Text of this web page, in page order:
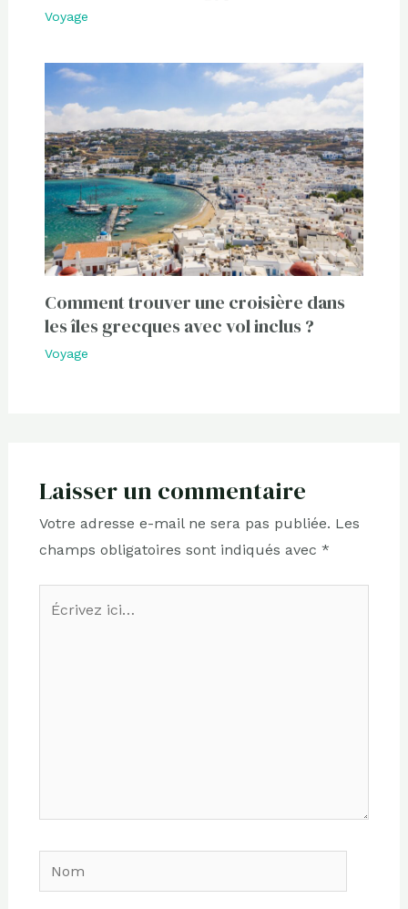
Voyage
Comment trouver une croisière dans
les îles grecques avec vol inclus ?
Voyage
Laisser un commentaire
Votre adresse e-mail ne sera pas publiée. Les
champs obligatoires sont indiqués avec *